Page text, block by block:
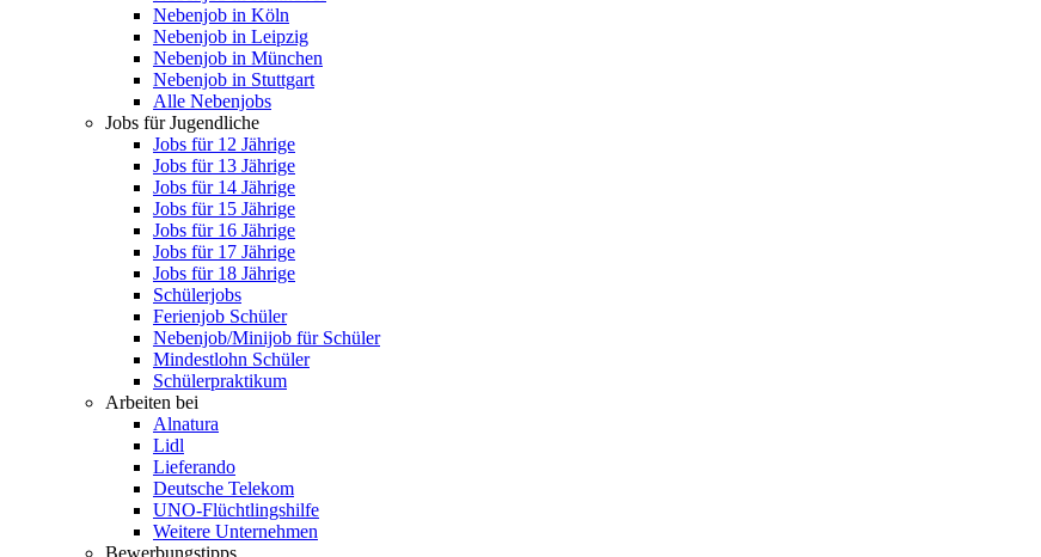
Nebenjob in Köln
Nebenjob in Leipzig
Nebenjob in München
Nebenjob in Stuttgart
Alle Nebenjobs
Jobs für Jugendliche
Jobs für 12 Jährige
Jobs für 13 Jährige
Jobs für 14 Jährige
Jobs für 15 Jährige
Jobs für 16 Jährige
Jobs für 17 Jährige
Jobs für 18 Jährige
Schülerjobs
Ferienjob Schüler
Nebenjob/Minijob für Schüler
Mindestlohn Schüler
Schülerpraktikum
Arbeiten bei
Alnatura
Lidl
Lieferando
Deutsche Telekom
UNO-Flüchtlingshilfe
Weitere Unternehmen
Bewerbungstipps